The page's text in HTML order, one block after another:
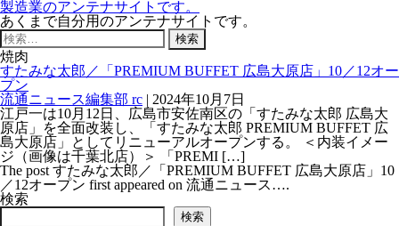
製造業のアンテナサイトです。
あくまで自分用のアンテナサイトです。
検
索:
焼肉
すたみな太郎／「PREMIUM BUFFET 広島大原店」10／12オー
プン
流通ニュース編集部 rc | 2024年10月7日
江戸一は10月12日、広島市安佐南区の「すたみな太郎 広島大
原店」を全面改装し、「すたみな太郎 PREMIUM BUFFET 広
島大原店」としてリニューアルオープンする。 ＜内装イメー
ジ（画像は千葉北店）＞ 「PREMI […]
The post すたみな太郎／「PREMIUM BUFFET 広島大原店」10
／12オープン first appeared on 流通ニュース….
検索
検索